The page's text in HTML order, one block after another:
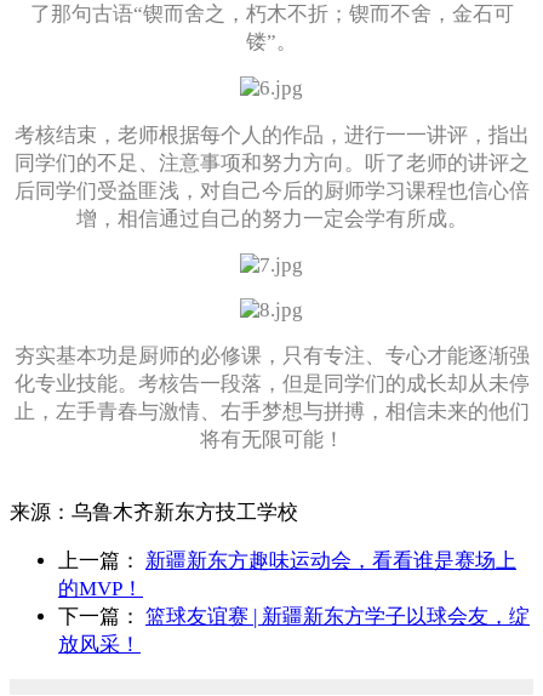
了那句古语“锲而舍之，朽木不折；锲而不舍，金石可
镂”。
考核结束，老师根据每个人的作品，进行一一讲评，指出
同学们的不足、注意事项和努力方向。听了老师的讲评之
后同学们受益匪浅，对自己今后的厨师学习课程也信心倍
增，相信通过自己的努力一定会学有所成。
夯实基本功是厨师的必修课，只有专注、专心才能逐渐强
化专业技能。考核告一段落，但是同学们的成长却从未停
止，左手青春与激情、右手梦想与拼搏，相信未来的他们
将有无限可能！
来源： 乌鲁木齐新东方技工学校
上一篇： 新疆新东方趣味运动会，看看谁是赛场上
的MVP！
下一篇： 篮球友谊赛 | 新疆新东方学子以球会友，绽
放风采！